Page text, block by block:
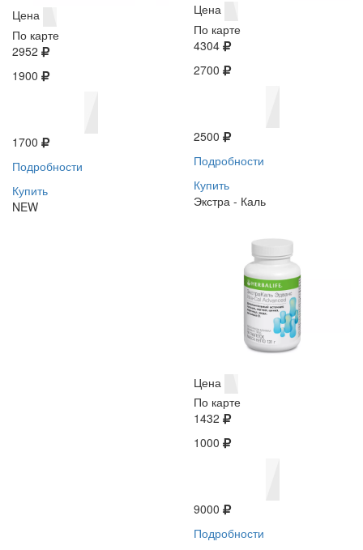
Цена
По карте
2952
1900
1700
Подробности
Купить
NEW
Цена
По карте
4304
2700
2500
Подробности
Купить
Экстра - Каль
Цена
По карте
1432
1000
9000
Подробности